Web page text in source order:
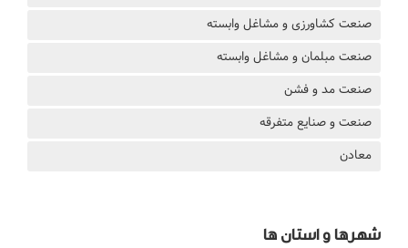
صنعت کشاورزی و مشاغل وابسته
صنعت مبلمان و مشاغل وابسته
صنعت مد و فشن
صنعت و صنایع متفرقه
معادن
شهرها و استان ها